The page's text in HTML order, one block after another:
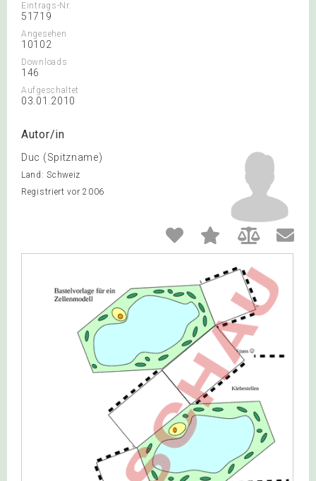
Eintrags-Nr.
51719
Angesehen
10102
Downloads
146
Aufgeschaltet
03.01.2010
Autor/in
Duc (Spitzname)
Land: Schweiz
Registriert vor 2006